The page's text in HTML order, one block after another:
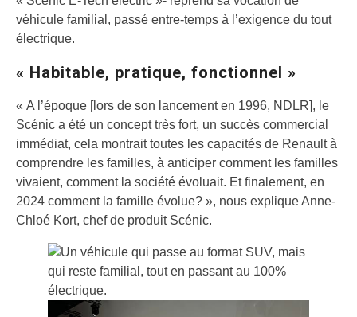
véhicule familial, passé entre-temps à l’exigence du tout
électrique.
« Habitable, pratique, fonctionnel »
« A l’époque [lors de son lancement en 1996, NDLR], le
Scénic a été un concept très fort, un succès commercial
immédiat, cela montrait toutes les capacités de Renault à
comprendre les familles, à anticiper comment les familles
vivaient, comment la société évoluait. Et finalement, en
2024 comment la famille évolue? », nous explique Anne-
Chloé Kort, chef de produit Scénic.